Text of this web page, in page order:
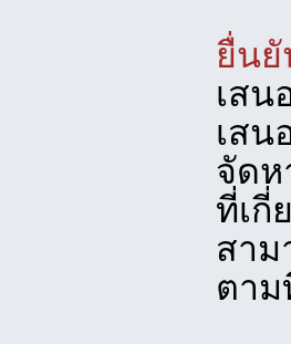
ยื่นยั
เสน
เสน
จัดห
ที่เกี่
สาม
ตาม